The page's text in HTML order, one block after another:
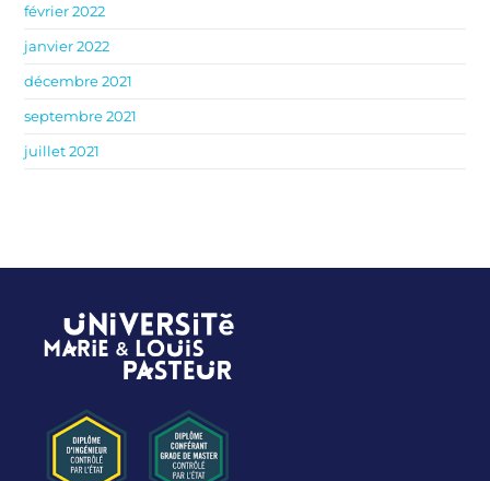
février 2022
janvier 2022
décembre 2021
septembre 2021
juillet 2021